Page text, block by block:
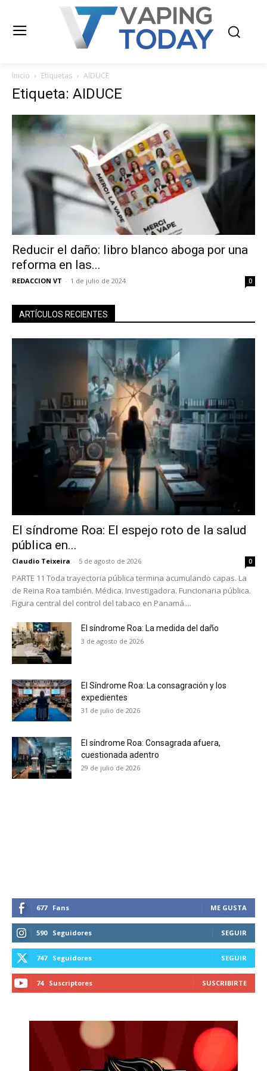
No te pierdas de las
últimas noticias
tobacco harm reduction in your email.
Inicio Etiquetas AIDUCE
Etiqueta: AIDUCE
Reducir el daño: libro blanco aboga por una
reforma en las...
REDACCION VT - 1 de julio de 2024 0
ARTÍCULOS RECIENTES
El síndrome Roa: El espejo roto de la salud
pública en...
Claudio Teixeira - 5 de agosto de 2026 0
PARTE 11 Toda trayectoria pública termina acumulando capas. La
de Reina Roa también. Médica. Investigadora. Funcionaria pública.
Figura central del control del tabaco en Panamá....
El síndrome Roa: La medida del daño
3 de agosto de 2026
El Síndrome Roa: La consagración y los
expedientes
31 de julio de 2026
El síndrome Roa: Consagrada afuera,
cuestionada adentro
29 de julio de 2026
677 Fans ME GUSTA
590 Seguidores SEGUIR
747 Seguidores SEGUIR
74 Suscriptores SUSCRIBIRTE